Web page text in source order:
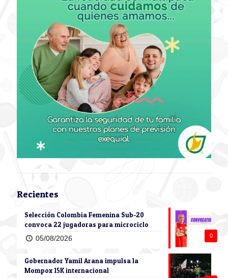
Recientes
0
Selección Colombia Femenina Sub-20
convoca 22 jugadoras para microciclo
05/08/2026
Gobernador Yamil Arana impulsa la
Mompox 15K internacional